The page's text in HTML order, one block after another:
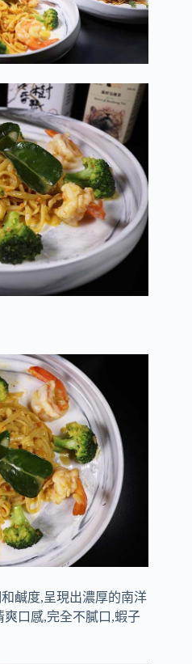
鹹度,呈現出濃厚的南洋
口感,完全不膩口,蝦子